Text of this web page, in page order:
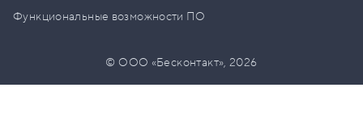
Функциональные возможности ПО
© ООО «Бесконтакт»,2026